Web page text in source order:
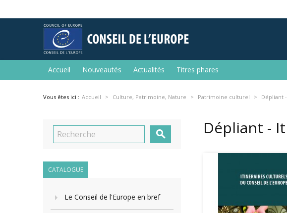
Accueil Nouveautés Actualités Titres phares
Vous êtes ici : Accueil Culture, Patrimoine, Nature Patrimoine culturel Dépliant

CATALOGUE
Le Conseil de l'Europe en bref
Dépliant -